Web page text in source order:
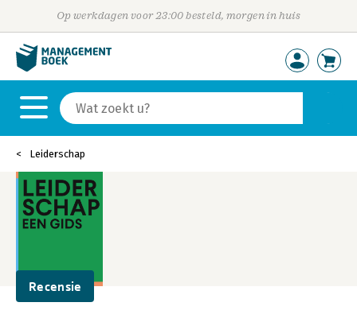
Op werkdagen voor 23:00 besteld, morgen in huis
Leiderschap
Recensie